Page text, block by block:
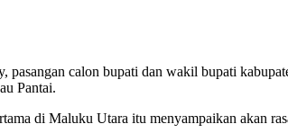
calon bupati dan wakil bupati
Pantai.
di Maluku Utara itu menyampaikan akan